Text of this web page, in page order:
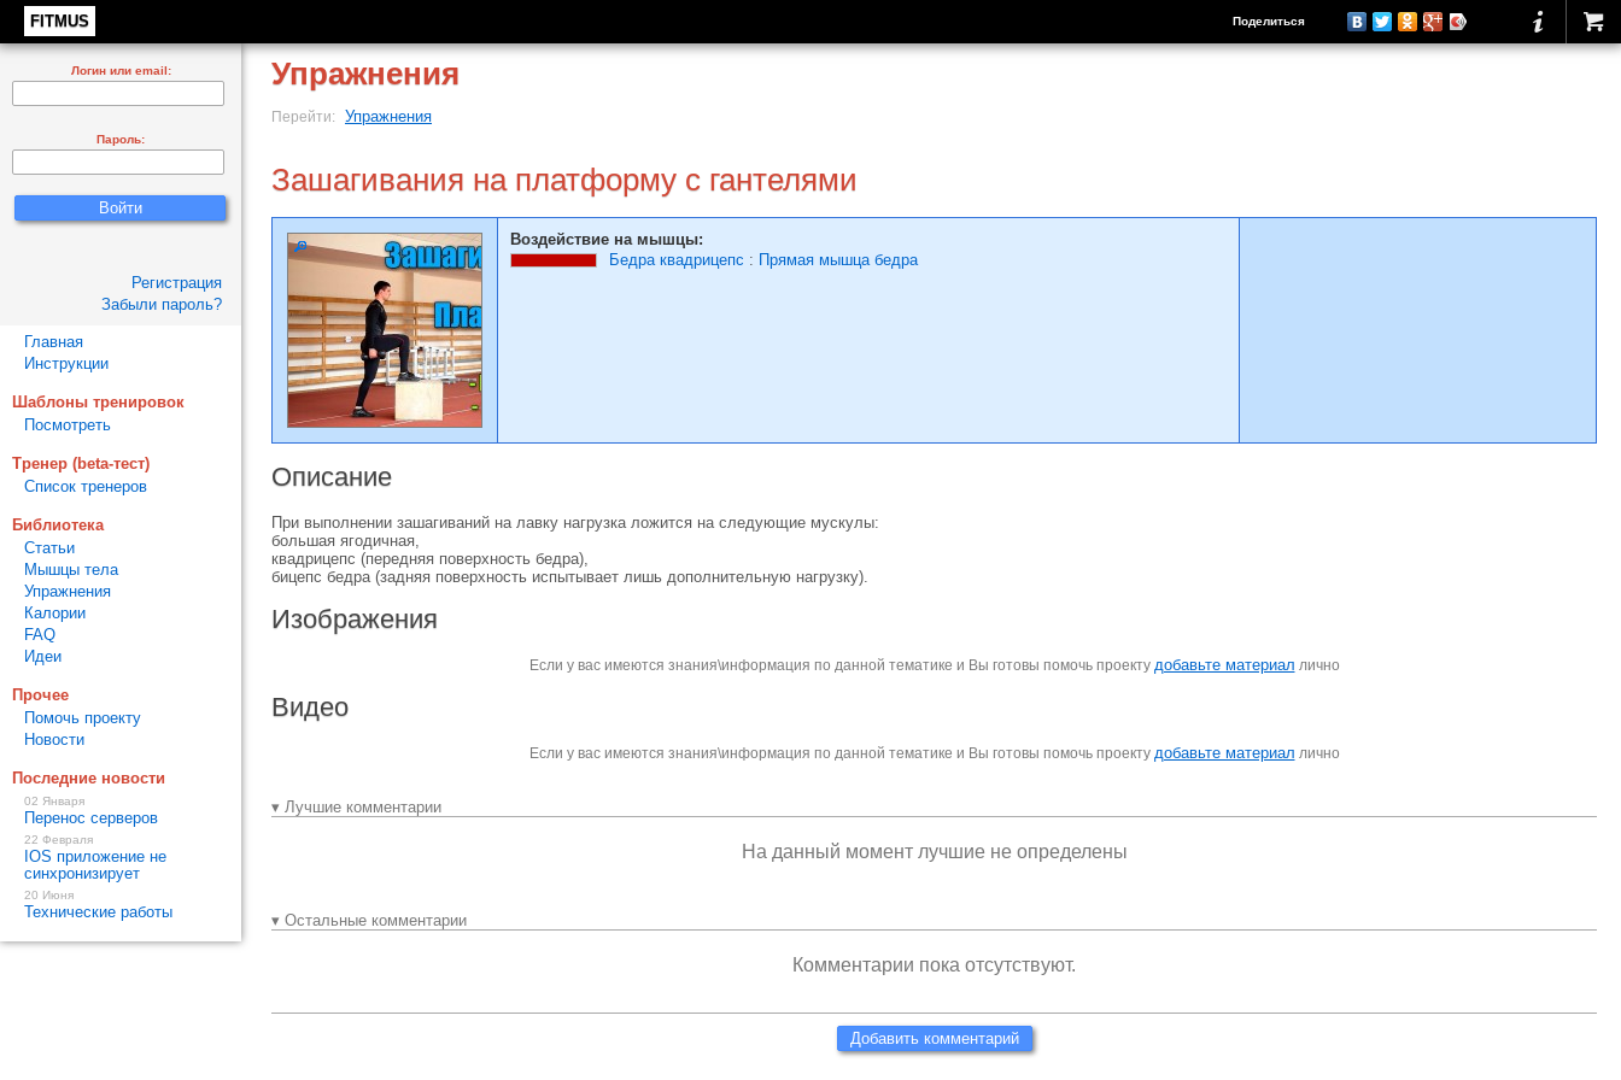
FITMUS Поделиться
Упражнения
Перейти: Упражнения
Зашагивания на платформу с гантелями
Воздействие на мышцы:
Бедра квадрицепс : Прямая мышца бедра
Описание
При выполнении зашагиваний на лавку нагрузка ложится на следующие мускулы:
большая ягодичная,
квадрицепс (передняя поверхность бедра),
бицепс бедра (задняя поверхность испытывает лишь дополнительную нагрузку).
Изображения
Если у вас имеются знания\информация по данной тематике и Вы готовы помочь проекту добавьте материал лично
Видео
Если у вас имеются знания\информация по данной тематике и Вы готовы помочь проекту добавьте материал лично
▾ Лучшие комментарии
На данный момент лучшие не определены
▾ Остальные комментарии
Комментарии пока отсутствуют.
Добавить комментарий
Логин или email:
Пароль:
Регистрация
Забыли пароль?
Главная
Инструкции
Шаблоны тренировок
Посмотреть
Тренер (beta-тест)
Список тренеров
Библиотека
Статьи
Мышцы тела
Упражнения
Калории
FAQ
Идеи
Прочее
Помочь проекту
Новости
Последние новости
02 Января
Перенос серверов
22 Февраля
IOS приложение не
синхронизирует
20 Июня
Технические работы